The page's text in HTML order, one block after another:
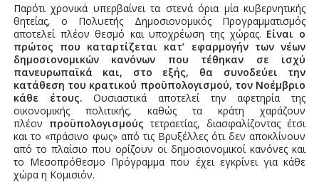
Παρότι χρονικά υπερβαίνει τα στενά όρια μία κυβερνητικής
θητείας, ο Πολυετής Δημοσιονομικός Προγραμματισμός
αποτελεί πλέον θεσμό και υποχρέωση της χώρας. Είναι ο
πρώτος που καταρτίζεται κατ’ εφαρμογήν των νέων
δημοσιονομικών κανόνων που τέθηκαν σε ισχύ
πανευρωπαϊκά και, στο εξής, θα συνοδεύει την
κατάθεση του κρατικού προϋπολογισμού, τον Νοέμβριο
κάθε έτους. Ουσιαστικά αποτελεί την αφετηρία της
οικονομικής πολιτικής, καθώς τα κράτη χαράζουν
πλέον προϋπολογισμούς τετραετίας, διασφαλίζοντας έτσι
και το «πράσινο φως» από τις Βρυξέλλες ότι δεν αποκλίνουν
από το πλαίσιο που ορίζουν οι δημοσιονομικοί κανόνες και
το Μεσοπρόθεσμο Πρόγραμμα που έχει εγκρίνει για κάθε
χώρα η Κομισιόν.